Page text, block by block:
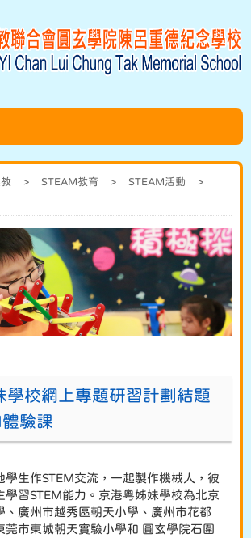
> STEAM教育 > STEAM活動
>
學校網上專題研習計劃結題
驗課
學生作STEM交流，一起製作機械人，彼
學習STEM能力。京港粵姊妹學校為北京
、廣州市越秀區朝天小學、廣州市花都
莞市東城朝天實驗小學和 圓玄學院石圍